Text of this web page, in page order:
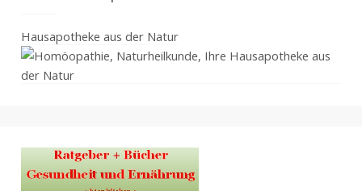
Hausapotheke aus der Natur